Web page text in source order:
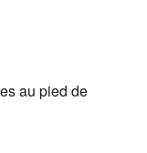
au pied de